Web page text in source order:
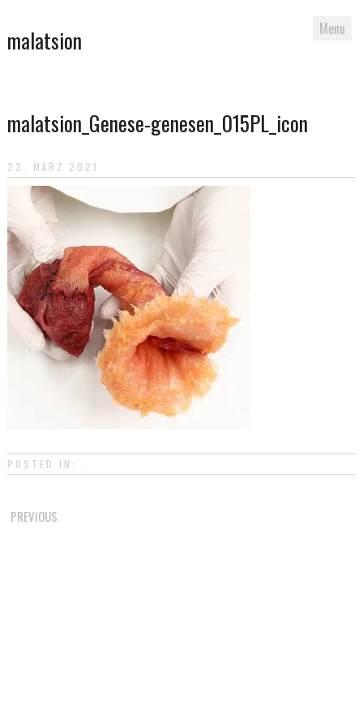
malatsion Menu
content
malatsion_Genese-genesen_015PL_icon
22. MÄRZ 2021
POSTED IN: .
Post
PREVIOUS